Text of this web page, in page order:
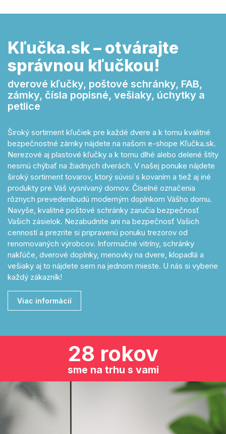
Kľučka.sk – otvárajte
správnou kľučkou!
dverové kľučky, poštové schránky, FAB,
zámky, čísla popisné, vešiaky, úchytky a
petlice
Široký sortiment kľučiek pre každé dvere a k tomu kvalitné
bezpečnostné zámky nájdete na našom e-shope Kľučka.sk.
Nerezové aj plastové kľučky a k tomu dlhé alebo delené štíty
nesmú chýbať na žiadnych dverách. V našej ponuke nájdete
široký sortiment tovarov, ktorý súvisí s kovaním a tiež aj iné
produkty pre Váš vysnívaný domov. Číselné označenia
rôznych prevedeníbudú moderným doplnkom Vášho domu.
Navyše, kvalitné poštové schránky zaručia bezpečnosť
Vašich zásielok. Nezabudnite ani na bezpečnosť Vašich
cenností a prezrite si pripravenú ponuku trezorov od
renomovaných výrobcov. Informačné vitríny, schránky
nakľúče, dverové doplnky, menovky na dvere, klopadlá a
vešiaky aj to nájdete sem na jednom mieste. U nás si vyberie
každý zákazník!
Viac informácií
28 rokov
sme na trhu s vami